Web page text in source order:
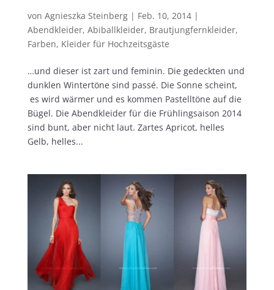
von Agnieszka Steinberg| Feb. 10, 2014|
Abendkleider, Abiballkleider, Brautjungfernkleider,
Farben, Kleider für Hochzeitsgäste
…und dieser ist zart und feminin. Die gedeckten und
dunklen Wintertöne sind passé. Die Sonne scheint,
es wird wärmer und es kommen Pastelltöne auf die
Bügel. Die Abendkleider für die Frühlingsaison 2014
sind bunt, aber nicht laut. Zartes Apricot, helles
Gelb, helles...